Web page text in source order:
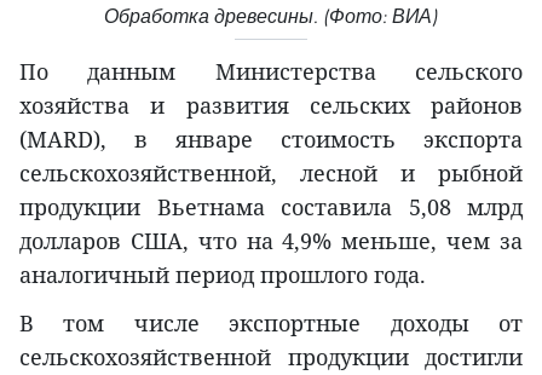
Обработка древесины. (Фото: ВИА)
По данным Министерства сельского
хозяйства и развития сельских районов
(MARD), в январе стоимость экспорта
сельскохозяйственной, лесной и рыбной
продукции Вьетнама составила 5,08 млрд
долларов США, что на 4,9% меньше, чем за
аналогичный период прошлого года.
В том числе экспортные доходы от
сельскохозяйственной продукции достигли